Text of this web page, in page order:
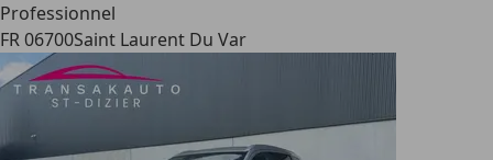
Professionnel
FR 06700Saint Laurent Du Var